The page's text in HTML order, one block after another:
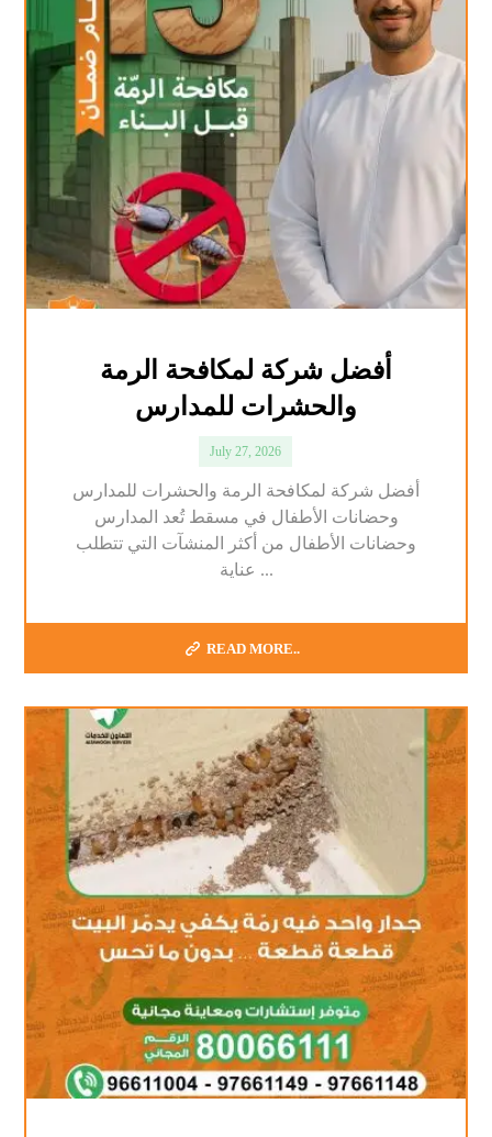
أفضل شركة لمكافحة الرمة
والحشرات للمدارس
July 27, 2026
أفضل شركة لمكافحة الرمة والحشرات للمدارس
وحضانات الأطفال في مسقط تُعد المدارس
وحضانات الأطفال من أكثر المنشآت التي تتطلب
عناية ...
READ MORE..